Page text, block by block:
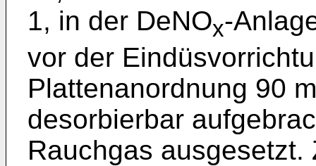
1, in der DeNOx-
vor der
Plattenanordnung 90
desorbierbar
Rauchgas ausgesetzt.